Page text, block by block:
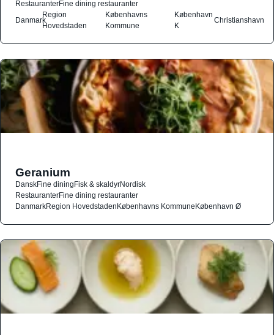
RestauranterFine dining restauranter
Danmark
Region
Hovedstaden
Københavns
Kommune
København
K
Christianshavn
Geranium
DanskFine diningFisk & skaldyrNordisk
RestauranterFine dining restauranter
DanmarkRegion HovedstadenKøbenhavns KommuneKøbenhavn Ø